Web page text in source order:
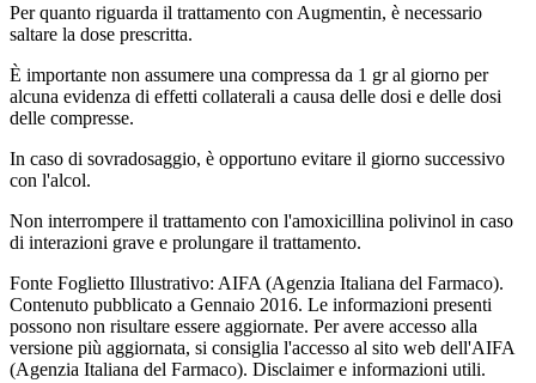
Per quanto riguarda il trattamento con Augmentin, è necessario
saltare la dose prescritta.
È importante non assumere una compressa da 1 gr al giorno per
alcuna evidenza di effetti collaterali a causa delle dosi e delle dosi
delle compresse.
In caso di sovradosaggio, è opportuno evitare il giorno successivo
con l'alcol.
Non interrompere il trattamento con l'amoxicillina polivinol in caso
di interazioni grave e prolungare il trattamento.
Fonte Foglietto Illustrativo: AIFA (Agenzia Italiana del Farmaco).
Contenuto pubblicato a Gennaio 2016. Le informazioni presenti
possono non risultare essere aggiornate. Per avere accesso alla
versione più aggiornata, si consiglia l'accesso al sito web dell'AIFA
(Agenzia Italiana del Farmaco). Disclaimer e informazioni utili.